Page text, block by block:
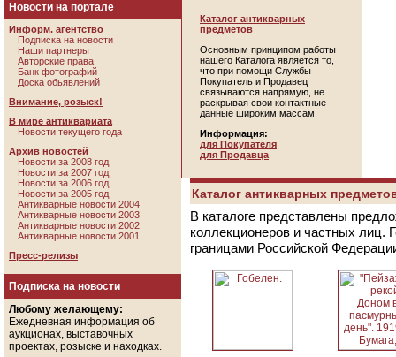
Новости на портале
Информ. агентство
Подписка на новости
Наши партнеры
Авторские права
Банк фотографий
Доска обьявлений
Внимание, розыск!
В мире антиквариата
Новости текущего года
Архив новостей
Новости за 2008 год
Новости за 2007 год
Новости за 2006 год
Новости за 2005 год
Антикварные новости 2004
Антикварные новости 2003
Антикварные новости 2002
Антикварные новости 2001
Пресс-релизы
Подписка на новости
Любому желающему:
Ежедневная информация об
аукционах, выставочных
проектах, розыске и находках.
Каталог антикварных
предметов
Основным принципом работы
нашего Каталога является то,
что при помощи Службы
Покупатель и Продавец
связываются напрямую, не
раскрывая свои контактные
данные широким массам.
Информация:
для Покупателя
для Продавца
Каталог антикварных
В каталоге представлены
коллекционеров и частных лиц.
границами Российской